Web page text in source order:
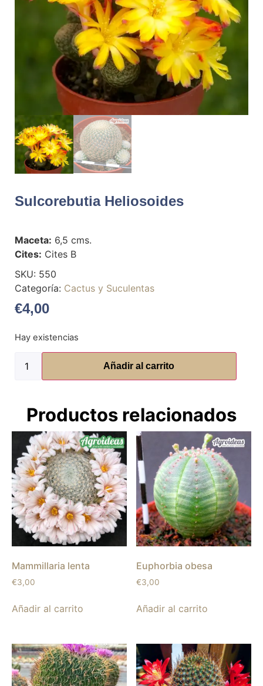
Sulcorebutia Heliosoides
Maceta: 6,5 cms.
Cites: Cites B
SKU: 550
Categoría: Cactus y Suculentas
€4,00
Hay existencias
Añadir al carrito
Productos relacionados
Mammillaria lenta
€3,00
Añadir al carrito
Euphorbia obesa
€3,00
Añadir al carrito